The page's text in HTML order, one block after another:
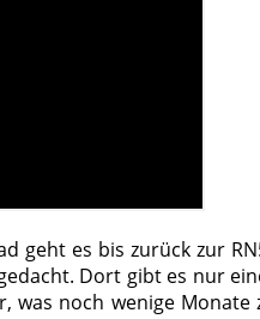
geht es bis zurück zur
Dort gibt es nur
was noch wenige